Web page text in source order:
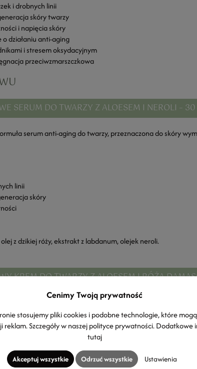
i drobnych linii
skóry twarzy
i napięcia skóry
działaniu anti-aging
i stresem oksydacyjnym
przeciwzmarszczkowa
SERUM DO TWARZY Z ALOESEM I NEROLI –
serum anti-aging do twarzy, przeznaczona do skóry
linii
skóry
z dzikiej róży, ekstrakt z labdanum, olejek neroli.
KREM DO TWARZY Z ALOESEM I RÓŻĄ
do twarzy, który wspiera regenerację i odbudowę
strukturę skóry
Cenimy Twoją prywatność
stosujemy pliki cookies i podobne technologie, które mogą
reklam. Szczegóły w naszejpolityce prywatności. Dodatkowe
tutaj
Akceptuj wszystkie Odrzuć wszystkie Ustawienia